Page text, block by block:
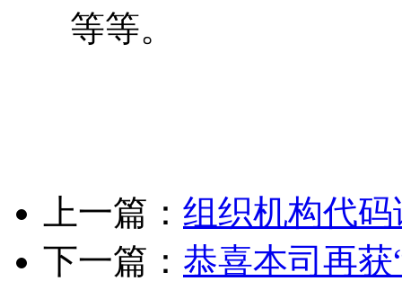
等等。
上一篇： 组织机构代
下一篇： 恭喜本司再